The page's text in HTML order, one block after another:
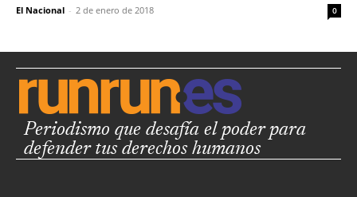
El Nacional - 2 de enero de 2018 0
Periodismo que desafía el poder para
defender tus derechos humanos